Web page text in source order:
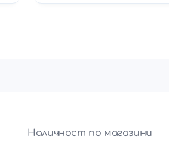
Наличност по магазини